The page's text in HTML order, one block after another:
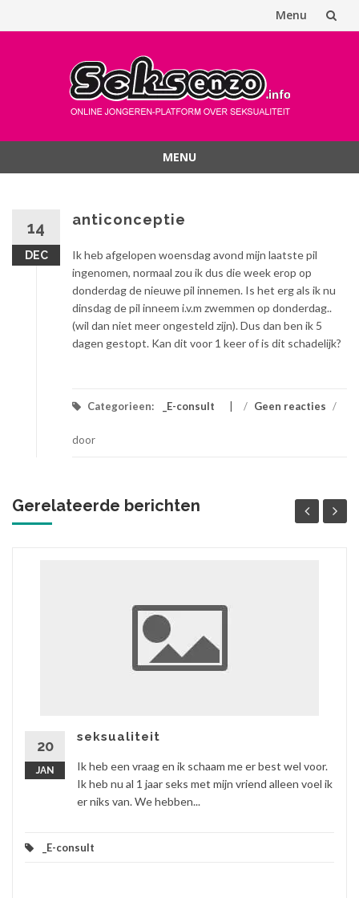
Menu
MENU
14
DEC
anticonceptie
Ik heb afgelopen woensdag avond mijn laatste pil
ingenomen, normaal zou ik dus die week erop op
donderdag de nieuwe pil innemen. Is het erg als ik nu
dinsdag de pil inneem i.v.m zwemmen op donderdag..
(wil dan niet meer ongesteld zijn). Dus dan ben ik 5
dagen gestopt. Kan dit voor 1 keer of is dit schadelijk?
Categorieen: _E-consult / Geen reacties /
door
Gerelateerde berichten
20
JAN
seksualiteit
Ik heb een vraag en ik schaam me er best wel voor.
Ik heb nu al 1 jaar seks met mijn vriend alleen voel ik
er niks van. We hebben...
_E-consult